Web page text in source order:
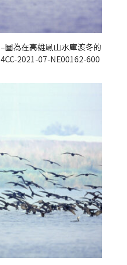
圖為在高雄鳳山水庫渡冬的
2021-07-NE00162-600